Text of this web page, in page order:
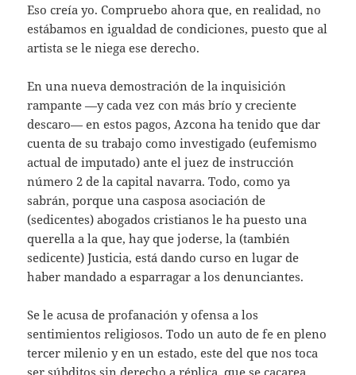
Eso creía yo. Compruebo ahora que, en realidad, no
estábamos en igualdad de condiciones, puesto que al
artista se le niega ese derecho.
En una nueva demostración de la inquisición
rampante —y cada vez con más brío y creciente
descaro— en estos pagos, Azcona ha tenido que dar
cuenta de su trabajo como investigado (eufemismo
actual de imputado) ante el juez de instrucción
número 2 de la capital navarra. Todo, como ya
sabrán, porque una casposa asociación de
(sedicentes) abogados cristianos le ha puesto una
querella a la que, hay que joderse, la (también
sedicente) Justicia, está dando curso en lugar de
haber mandado a esparragar a los denunciantes.
Se le acusa de profanación y ofensa a los
sentimientos religiosos. Todo un auto de fe en pleno
tercer milenio y en un estado, este del que nos toca
ser súbditos sin derecho a réplica, que se cacarea